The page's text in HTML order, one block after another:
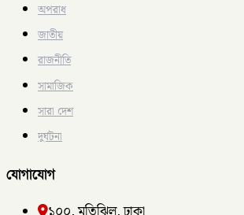
অপরাধ
জাতীয়
রাজনীতি
সামাজিক
সারা দেশ
দুর্ঘটনা
যোগাযোগ